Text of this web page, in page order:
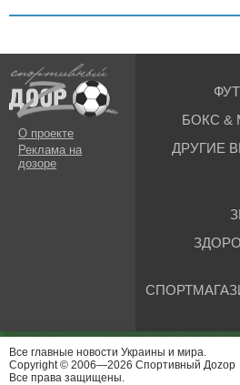
О проекте
Реклама на
дозоре
БОКС &
ДРУГИЕ
Все главные новости Украины и мира.
Copyright © 2006—2026 Спортивный Доzор
Все права защищены.